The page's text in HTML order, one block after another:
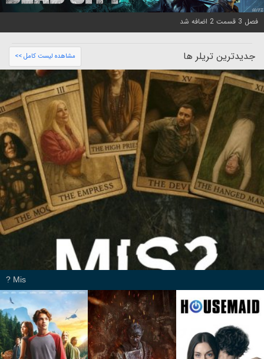
فصل 3 قسمت 2 اضافه شد
جدیدترین تریلر ها مشاهده لیست کامل >>
Mis ?